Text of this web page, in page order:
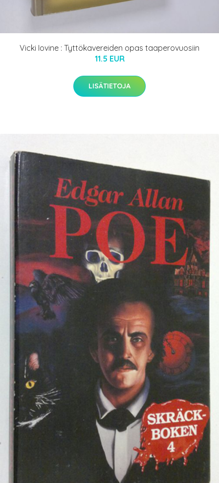
Vicki Iovine : Tyttökavereiden opas taaperovuosiin
11.5 EUR
LISÄTIETOJA